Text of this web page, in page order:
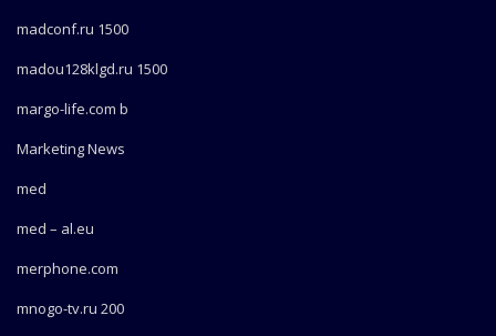
madconf.ru 1500
madou128klgd.ru 1500
margo-life.com b
Marketing News
med
med – al.eu
merphone.com
mnogo-tv.ru 200